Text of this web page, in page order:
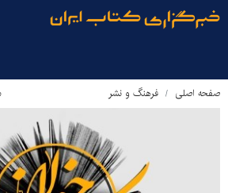
صفحه اصلی فرهنگ و نشر